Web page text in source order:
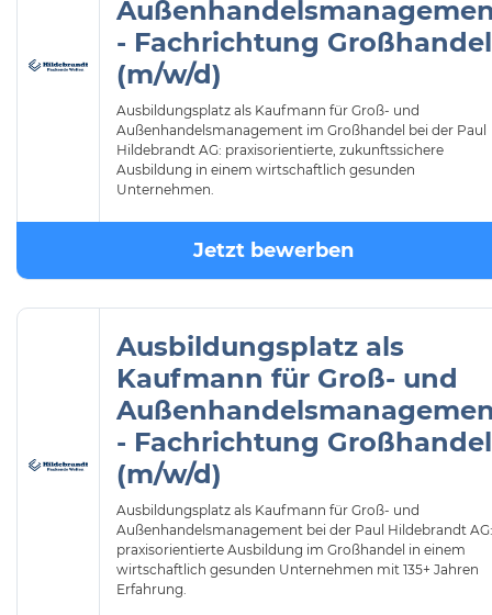
- Fachrichtung Großhandel
(m/w/d)
Ausbildungsplatz als Kaufmann für Groß- und
Außenhandelsmanagement im Großhandel bei der Paul
Hildebrandt AG: praxisorientierte, zukunftssichere
Ausbildung in einem wirtschaftlich gesunden
Unternehmen.
Jetzt bewerben
Ausbildungsplatz als
Kaufmann für Groß- und
- Fachrichtung Großhandel
(m/w/d)
Ausbildungsplatz als Kaufmann für Groß- und
Außenhandelsmanagement bei der Paul Hildebrandt AG:
praxisorientierte Ausbildung im Großhandel in einem
wirtschaftlich gesunden Unternehmen mit 135+ Jahren
Erfahrung.